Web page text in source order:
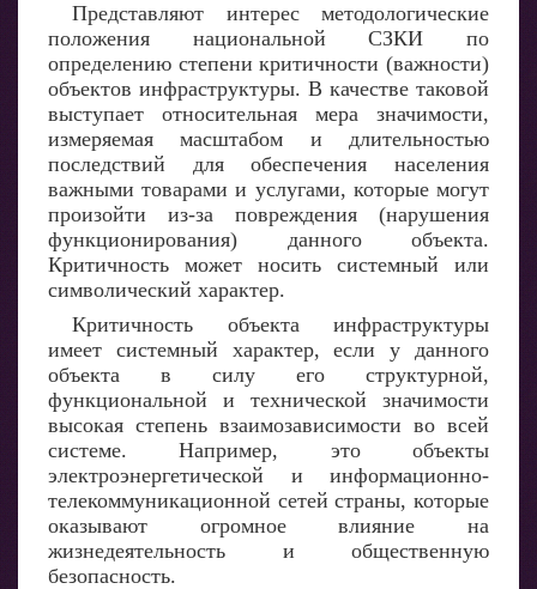
Представляют интерес методологические
положения национальной СЗКИ по
определению степени критичности (важности)
объектов инфраструктуры. В качестве таковой
выступает относительная мера значимости,
измеряемая масштабом и длительностью
последствий для обеспечения населения
важными товарами и услугами, которые могут
произойти из-за повреждения (нарушения
функционирования) данного объекта.
Критичность может носить системный или
символический характер.
Критичность объекта инфраструктуры
имеет системный характер, если у данного
объекта в силу его структурной,
функциональной и технической значимости
высокая степень взаимозависимости во всей
системе. Например, это объекты
электроэнергетической и информационно-
телекоммуникационной сетей страны, которые
оказывают огромное влияние на
жизнедеятельность и общественную
безопасность.